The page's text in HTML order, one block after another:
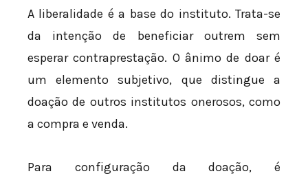
A liberalidade é a base do instituto. Trata-se
da intenção de beneficiar outrem sem
esperar contraprestação. O ânimo de doar é
um elemento subjetivo, que distingue a
doação de outros institutos onerosos, como
a compra e venda.
Para configuração da doação, é